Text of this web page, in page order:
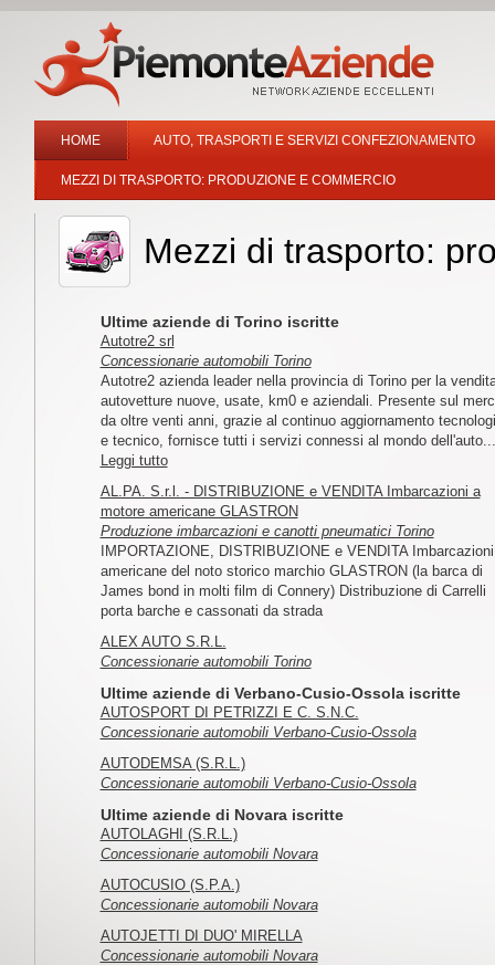
HOME AUTO, TRASPORTI E SERVIZI CONFEZIONAMENTO
MEZZI DI TRASPORTO: PRODUZIONE E COMMERCIO
Mezzi di trasporto:
Ultime aziende di Torino iscritte
Autotre2 srl
Concessionarie automobili Torino
Autotre2 azienda leader nella provincia di Torino per la
autovetture nuove, usate, km0 e aziendali. Presente sul
da oltre venti anni, grazie al continuo aggiornamento
e tecnico, fornisce tutti i servizi connessi al mondo dell'auto...
Leggi tutto
AL.PA. S.r.l. - DISTRIBUZIONE e VENDITA Imbarcazioni a
motore americane GLASTRON
Produzione imbarcazioni e canotti pneumatici Torino
IMPORTAZIONE, DISTRIBUZIONE e VENDITA Imbarcazioni
americane del noto storico marchio GLASTRON (la barca di
James bond in molti film di Connery) Distribuzione di Carrelli
porta barche e cassonati da strada
ALEX AUTO S.R.L.
Concessionarie automobili Torino
Ultime aziende di Verbano-Cusio-Ossola iscritte
AUTOSPORT DI PETRIZZI E C. S.N.C.
Concessionarie automobili Verbano-Cusio-Ossola
AUTODEMSA (S.R.L.)
Concessionarie automobili Verbano-Cusio-Ossola
Ultime aziende di Novara iscritte
AUTOLAGHI (S.R.L.)
Concessionarie automobili Novara
AUTOCUSIO (S.P.A.)
Concessionarie automobili Novara
AUTOJETTI DI DUO' MIRELLA
Concessionarie automobili Novara